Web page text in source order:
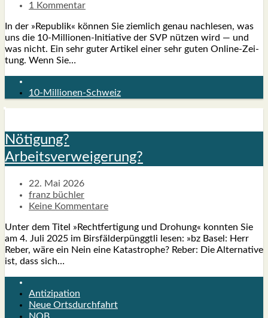
1 Kommentar
In der »Repu­blik« kön­nen Sie ziem­lich genau nach­le­sen, was
uns die 10-Mil­­lio­­nen-Initia­­ti­­ve der SVP nüt­zen wird — und
was nicht. Ein sehr guter Arti­kel einer sehr guten Online-Zei­­
tung. Wenn Sie…
10-Millionen-Schweiz
Nöti­gung?
Arbeits­ver­wei­ge­rung?
22. Mai 2026
franz büchler
Keine Kommentare
Unter dem Titel »Recht­fer­ti­gung und Dro­hung« konn­ten Sie
am 4. Juli 2025 im Birs­fäl­der­pünggt­li lesen: »bz Basel: Herr
Reber, wäre ein Nein eine Kata­stro­phe? Reber: Die Alter­na­ti­ve
ist, dass sich…
Antizipation
Neue Ortsdurchfahrt